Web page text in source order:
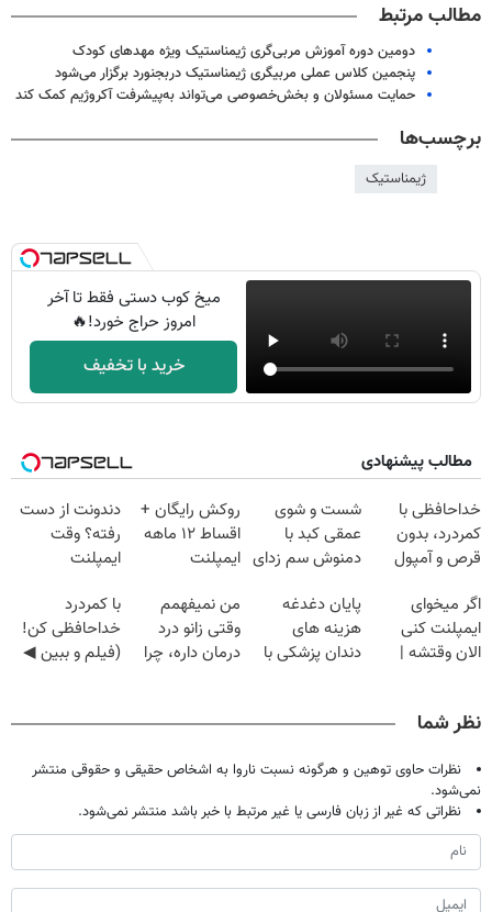
مطالب مرتبط
دومین دوره آموزش مربی‌گری ژیمناستیک ویژه مهدهای کودک
پنجمین کلاس عملی‌ مربیگری ژیمناستیک دربجنورد برگزار می‌شود
حمایت مسئولان و بخش‌خصوصی می‌تواند به‌پیشرفت آکروژیم کمک کند
برچسب‌ها
ژیمناستیک
میخ کوب دستی فقط تا آخر
امروز حراج خورد!🔥
خرید با تخفیف
مطالب پیشنهادی
خداحافظی با
کمردرد، بدون
قرص و آمپول
شست و شوی
عمقی کبد با
دمنوش سم زدای
روکش رایگان +
اقساط ۱۲ ماهه
ایمپلنت
دندونت از دست
رفته؟ وقت
ایمپلنت
اگر میخوای
ایمپلنت کنی
الان وقتشه |
پایان دغدغه
هزینه های
دندان پزشکی با
من نمیفهمم
وقتی زانو درد
درمان داره، چرا
با کمردرد
خداحافظی کن!
(فیلم و ببین ◀
نظر شما
نظرات حاوی توهین و هرگونه نسبت ناروا به اشخاص حقیقی و حقوقی منتشر
نمی‌شود.
نظراتی که غیر از زبان فارسی یا غیر مرتبط با خبر باشد منتشر نمی‌شود.